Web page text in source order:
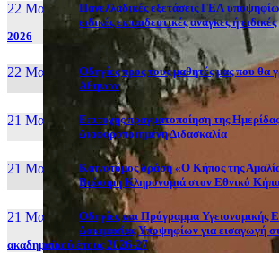
22 Μαι, 26
Πανελλαδικές εξετάσεις ΓΕΛ
ειδικές εκπαιδευτικές ανάγκες ή
2026
22 Μαι, 26
Οδηγίες προς τους μαθητές μας που
Αθηνών
21 Μαι, 26
Επιτυχής πραγματοποίηση της
Διαφοροποιημένη Διδασκαλία
21 Μαι, 26
Καινοτόμος δράση «Ο Κήπος της
Βιώσιμη Κληρονομιά στον Εθνικό
21 Μαι, 26
Οδηγίες και Πρόγραμμα Υγειονομικής
Δοκιμασίας Υποψηφίων για εισαγωγή
ακαδημαϊκού έτους 2026-27